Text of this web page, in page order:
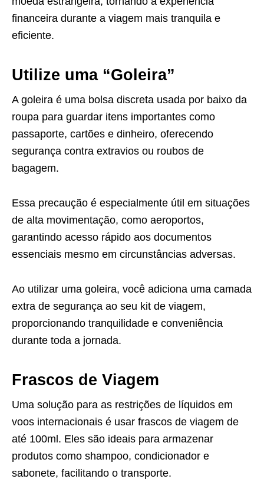
financeira durante a viagem mais tranquila e
eficiente.
Utilize uma “Goleira”
A goleira é uma bolsa discreta usada por baixo da
roupa para guardar itens importantes como
passaporte, cartões e dinheiro, oferecendo
segurança contra extravios ou roubos de
bagagem.
Essa precaução é especialmente útil em situações
de alta movimentação, como aeroportos,
garantindo acesso rápido aos documentos
essenciais mesmo em circunstâncias adversas.
Ao utilizar uma goleira, você adiciona uma camada
extra de segurança ao seu kit de viagem,
proporcionando tranquilidade e conveniência
durante toda a jornada.
Frascos de Viagem
Uma solução para as restrições de líquidos em
voos internacionais é usar frascos de viagem de
até 100ml. Eles são ideais para armazenar
produtos como shampoo, condicionador e
sabonete, facilitando o transporte.